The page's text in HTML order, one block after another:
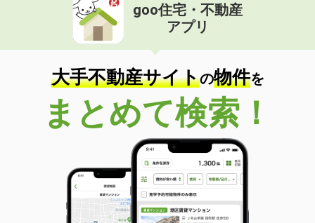
goo住宅・不動産
アプリ
大手不動産サイトの物件を
まとめて検索！